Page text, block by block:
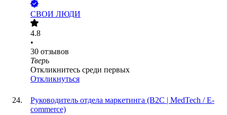
СВОИ ЛЮДИ
4.8
•
30 отзывов
Тверь
Откликнитесь среди первых
Откликнуться
Руководитель отдела маркетинга (B2C | MedTech / E-
commerce)